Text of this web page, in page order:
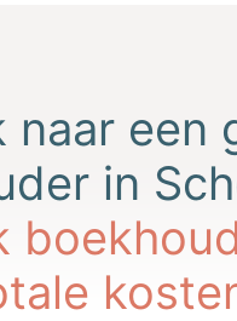
naar een
in